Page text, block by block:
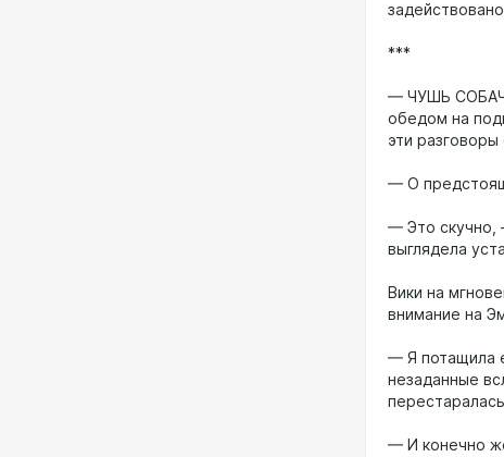
***
— ЧУШЬ
обедом на
эти
— О
— Это скучно,
выглядела
Вики на
внимание на
— Я потащила
незаданные
— И конечно